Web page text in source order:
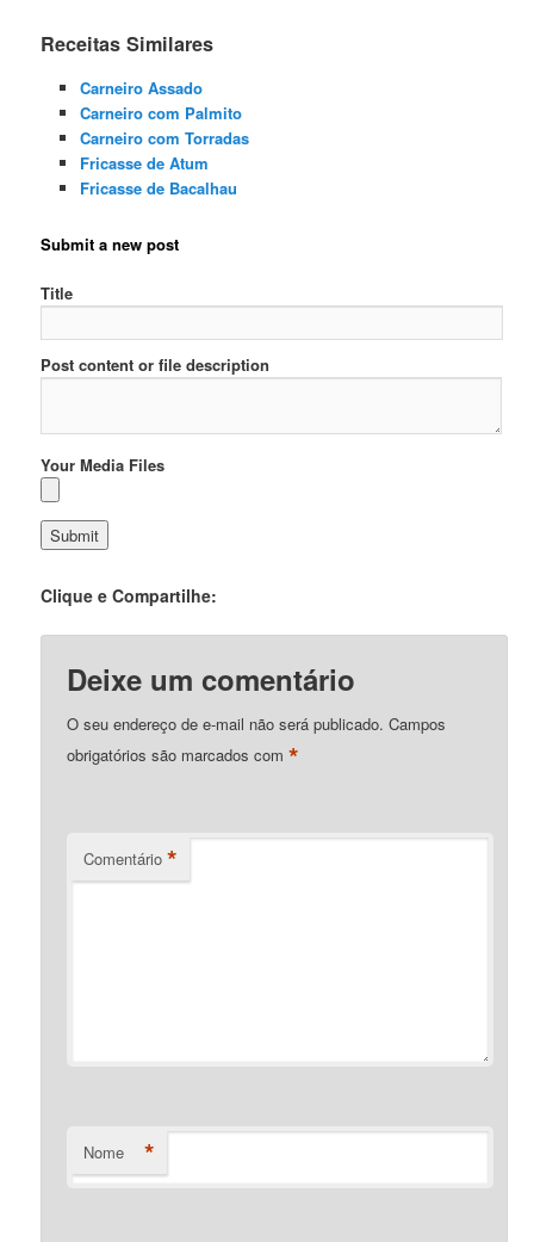
Receitas Similares
Carneiro Assado
Carneiro com Palmito
Carneiro com Torradas
Fricasse de Atum
Fricasse de Bacalhau
Submit a new post
Title
Post content or file description
Your Media Files
Clique e Compartilhe:
Deixe um comentário
O seu endereço de e-mail não será publicado. Campos
obrigatórios são marcados com*
Comentário *
Nome *